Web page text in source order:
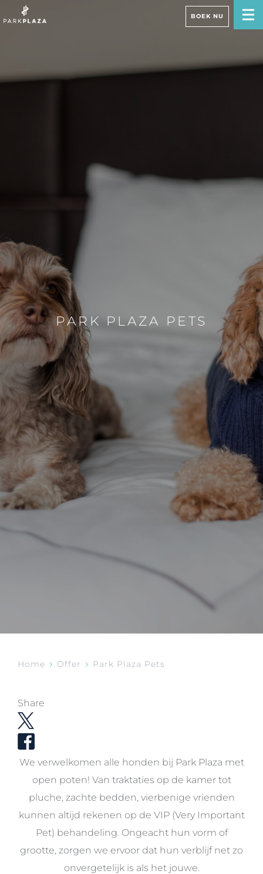
BOEK NU
PARK PLAZA PETS
Home Offer Park Plaza Pets
Share
We verwelkomen alle honden bij Park Plaza met
open poten! Van traktaties op de kamer tot
pluche, zachte bedden, vierbenige vrienden
kunnen altijd rekenen op de VIP (Very Important
Pet) behandeling. Ongeacht hun vorm of
grootte, zorgen we ervoor dat hun verblijf net zo
onvergetelijk is als het jouwe.